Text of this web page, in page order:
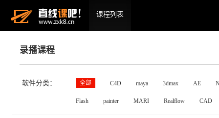
课程列表
录播课程
软件分类： 全部 C4D maya 3dmax AE
Flash painter MARI Realflow CAD